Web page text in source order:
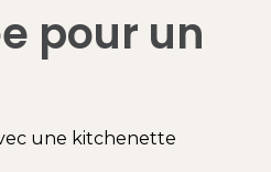
pour un
une kitchenette